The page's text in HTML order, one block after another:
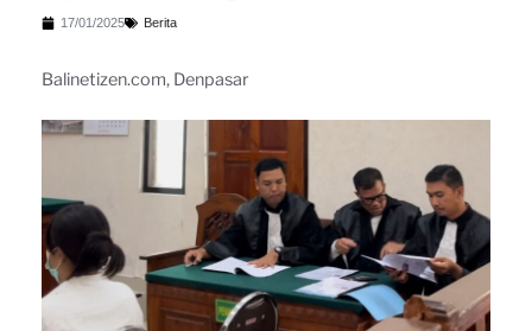
17/01/2025 Berita
Balinetizen.com, Denpasar